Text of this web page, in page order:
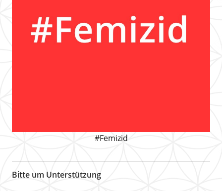
#Femizid
Bitte um Unterstützung